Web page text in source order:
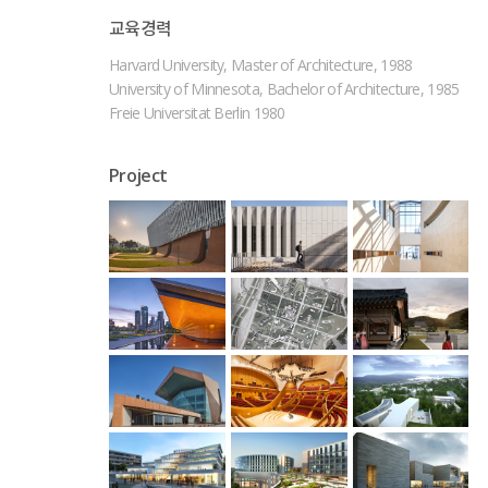
교육경력
Harvard University, Master of Architecture, 1988
University of Minnesota, Bachelor of Architecture, 1985
Freie Universitat Berlin 1980
Project